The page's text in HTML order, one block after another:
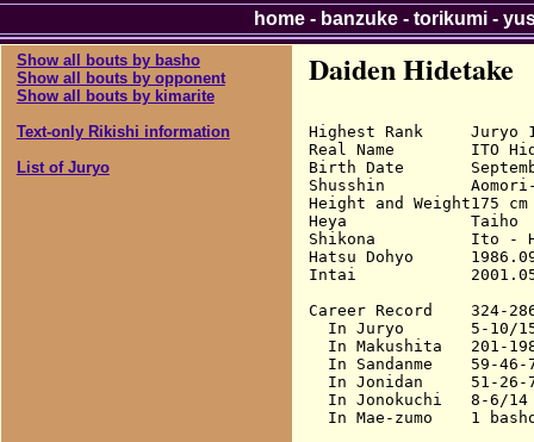
Show all bouts by basho
Show all bouts by opponent
Show all bouts by kimarite
Text-only Rikishi information
List of Juryo
Daiden Hidetake
Highest Rank     Juryo
Real Name        ITO
Birth Date
Shusshin
Height and Weight175
Heya             Taiho
Shikona          Ito -
Hatsu Dohyo
Intai
Career Record    324-
In Juryo       5-10/
In Makushita   201-
In Sandanme    59-46-
In Jonidan     51-26-
In Jonokuchi   8-6/14
In Mae-zumo    1
home- banzuke- torikumi-